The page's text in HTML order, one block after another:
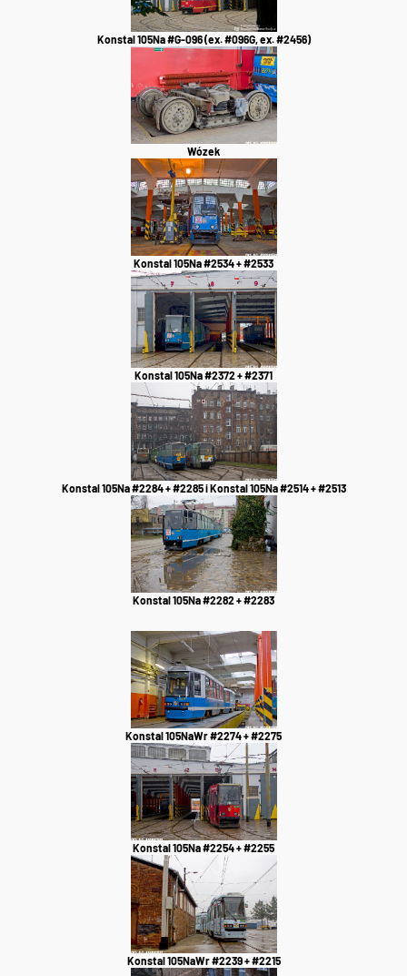
Konstal 105Na #G-096 (ex. #096G, ex. #2456)
Wózek
Konstal 105Na #2534 + #2533
Konstal 105Na #2372 + #2371
Konstal 105Na #2284 + #2285 i Konstal 105Na #2514 + #2513
Konstal 105Na #2282 + #2283
Konstal 105NaWr #2274 + #2275
Konstal 105Na #2254 + #2255
Konstal 105NaWr #2239 + #2215